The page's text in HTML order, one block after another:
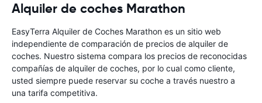
Alquiler de coches Marathon
EasyTerra Alquiler de Coches Marathon es un sitio web
independiente de comparación de precios de alquiler de
coches. Nuestro sistema compara los precios de reconocidas
compañías de alquiler de coches, por lo cual como cliente,
usted siempre puede reservar su coche a través nuestro a
una tarifa competitiva.